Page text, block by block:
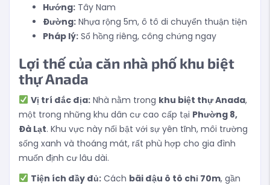
Hướng: Tây Nam
Đường: Nhựa rộng 5m, ô tô di chuyển thuận tiện
Pháp lý: Sổ hồng riêng, công chứng ngay
Lợi thế của căn nhà phố khu biệt
thự Anada
Vị trí đắc địa:Nhà nằm trong khu biệt thự Anada,
một trong những khu dân cư cao cấp tại Phường 8,
Đà Lạt. Khu vực này nổi bật với sự yên tĩnh, môi trường
sống xanh và thoáng mát, rất phù hợp cho gia đình
muốn định cư lâu dài.
Tiện ích đầy đủ:Cách bãi đậu ô tô chỉ 70m, gần